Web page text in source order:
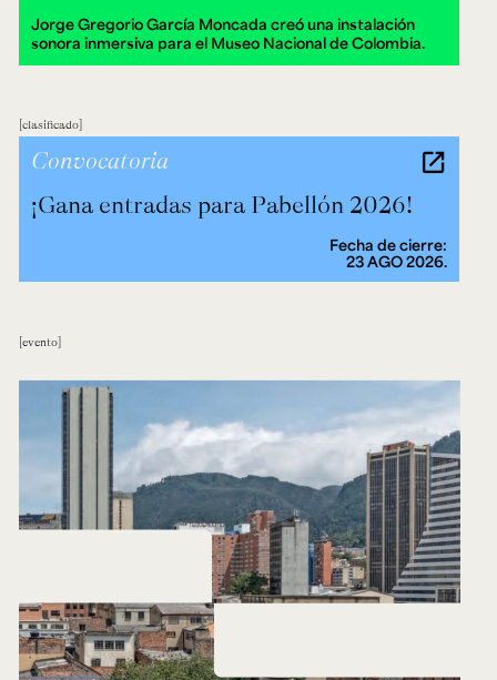
Jorge Gregorio García Moncada creó una instalación
sonora inmersiva para el Museo Nacional de Colombia.
clasificado
¡Gana entradas para Pabellón 2026!
Convocatoria
Fecha de cierre:
23 AGO 2026.
evento